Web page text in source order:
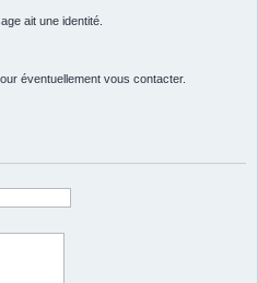
ait une identité.
éventuellement vous contacter.